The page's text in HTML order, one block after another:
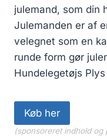
julemand, som din
Julemanden er af
velegnet som en
runde form gør
Hundelegetøjs
Køb her
(sponsoreret indhold